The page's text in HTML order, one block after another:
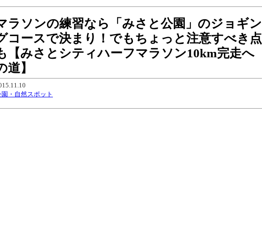
ラソンの練習なら「みさと公園」のジョギン
コースで決まり！でもちょっと注意すべき点
【みさとシティハーフマラソン10km完走へ
道】
園・自然スポット